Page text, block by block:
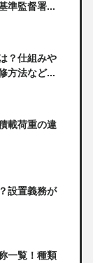
準監督署...
？仕組みや
方法など...
載荷重の違
設置義務が
一覧！種類